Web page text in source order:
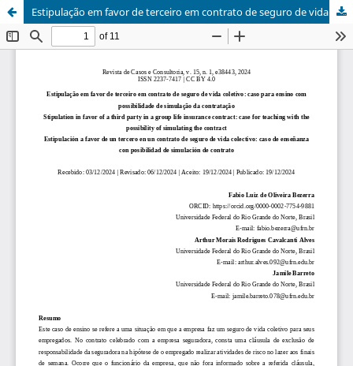
Estipulação em favor de terceiro em contrato de seguro de vida coletivo: caso para ensino com possibilidade de simulação da contratação